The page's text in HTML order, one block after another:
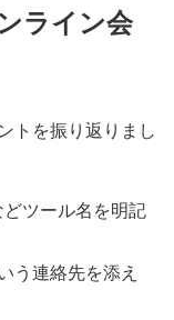
ライン会
トを振り返りまし
どツール名を明記
う連絡先を添え